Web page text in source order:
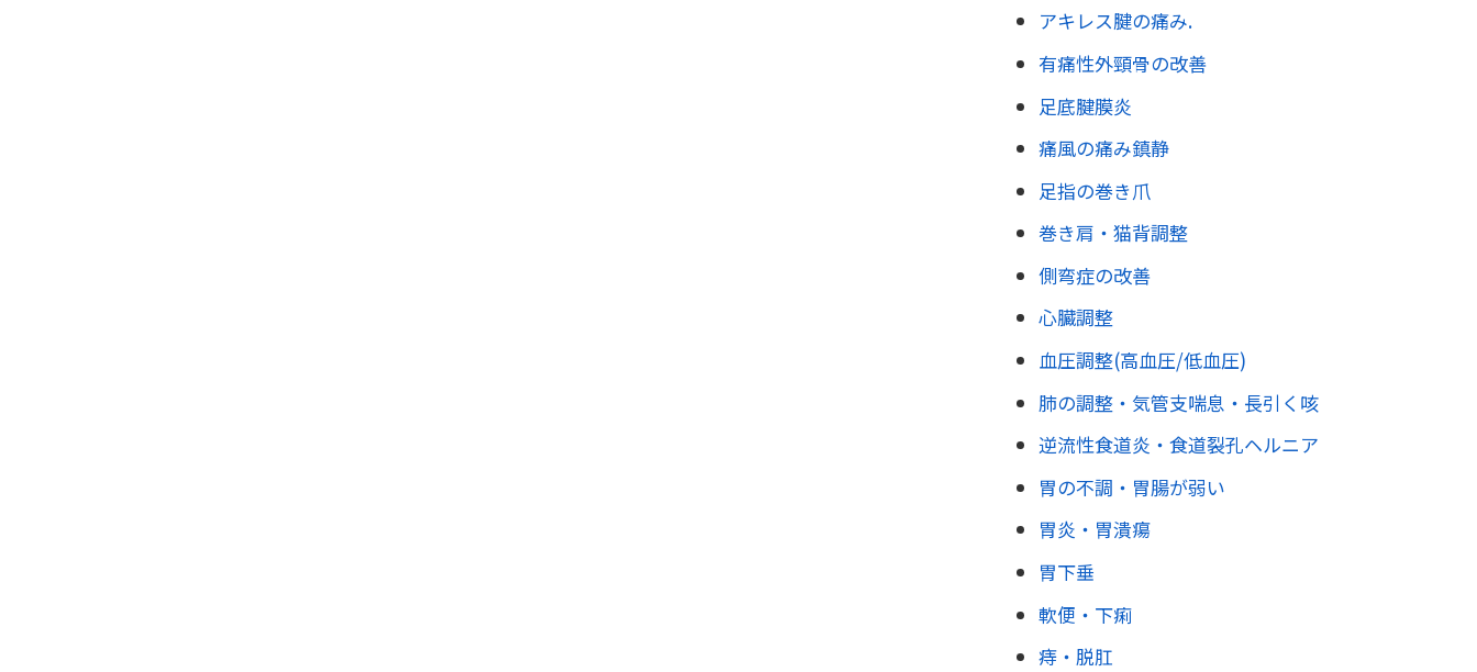
アキレス腱の痛み.
有痛性外頸骨の改善
足底腱膜炎
痛風の痛み鎮静
足指の巻き爪
巻き肩・猫背調整
側弯症の改善
心臓調整
血圧調整(高血圧/低血圧)
肺の調整・気管支喘息・長引く咳
逆流性食道炎・食道裂孔ヘルニア
胃の不調・胃腸が弱い
胃炎・胃潰瘍
胃下垂
軟便・下痢
痔・脱肛